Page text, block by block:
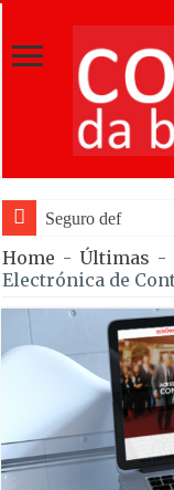
Seguro defendeu
Home - Últimas -
Electrónica de